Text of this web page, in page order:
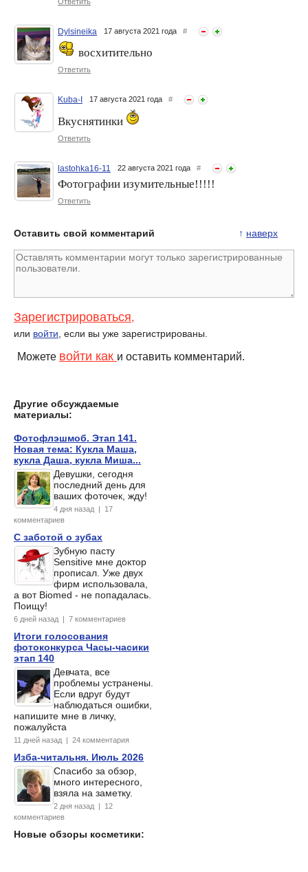
Ответить
Dylsineika 17 августа 2021 года #
восхитительно
Ответить
Kuba-I 17 августа 2021 года #
Вкуснятинки
Ответить
lastohka16-11 22 августа 2021 года #
Фотографии изумительные!!!!!
Ответить
↑ наверх
Оставить свой комментарий
Зарегистрироваться,
или войти, если вы уже зарегистрированы.
Можете войти как и оставить комментарий.
Другие обсуждаемые
материалы:
Фотофлэшмоб. Этап 141.
Новая тема: Кукла Маша,
кукла Даша, кукла Миша...
Девушки, сегодня
последний день для
ваших фоточек, жду!
4 дня назад | 17
комментариев
С заботой о зубах
Зубную пасту
Sensitive мне доктор
прописал. Уже двух
фирм использовала,
а вот Biomed - не попадалась.
Поищу!
6 дней назад | 7 комментариев
Итоги голосования
фотоконкурса Часы-часики
этап 140
Девчата, все
проблемы устранены.
Если вдруг будут
наблюдаться ошибки,
напишите мне в личку,
пожалуйста
11 дней назад | 24 комментария
Изба-читальня. Июль 2026
Спасибо за обзор,
много интересного,
взяла на заметку.
2 дня назад | 12
комментариев
Новые обзоры косметики: